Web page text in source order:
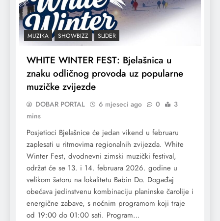
MUZIKA SHOWBIZZ SLIDER
WHITE WINTER FEST: Bjelašnica u
znaku odličnog provoda uz popularne
muzičke zvijezde
DOBAR PORTAL 6 mjeseci ago 0
3
mins
Posjetioci Bjelašnice će jedan vikend u februaru
zaplesati u ritmovima regionalnih zvijezda. White
Winter Fest, dvodnevni zimski muzički festival,
održat će se 13. i 14. februara 2026. godine u
velikom šatoru na lokalitetu Babin Do. Događaj
obećava jedinstvenu kombinaciju planinske čarolije i
energične zabave, s noćnim programom koji traje
od 19:00 do 01:00 sati. Program…